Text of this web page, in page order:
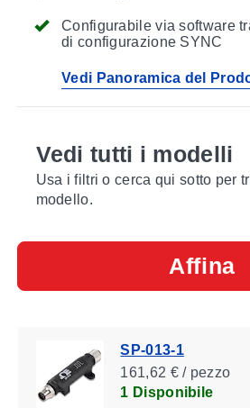
Configurabile via software
di configurazione SYNC
Vedi Panoramica del
Vedi tutti i modelli
Usa i filtri o cerca qui sotto per
modello.
Affina
SP-013-1
161,62 € / pezzo
1 Disponibile